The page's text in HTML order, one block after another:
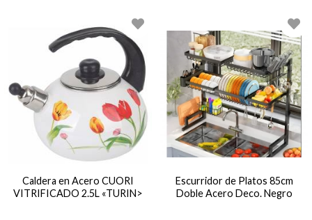
Caldera en Acero CUORI
VITRIFICADO 2.5L «TURIN>
Escurridor de Platos 85cm
Doble Acero Deco. Negro